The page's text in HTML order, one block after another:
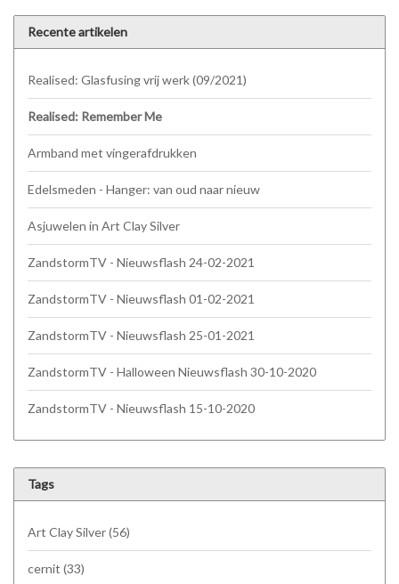
Recente artikelen
Realised: Glasfusing vrij werk (09/2021)
Realised: Remember Me
Armband met vingerafdrukken
Edelsmeden - Hanger: van oud naar nieuw
Asjuwelen in Art Clay Silver
ZandstormTV - Nieuwsflash 24-02-2021
ZandstormTV - Nieuwsflash 01-02-2021
ZandstormTV - Nieuwsflash 25-01-2021
ZandstormTV - Halloween Nieuwsflash 30-10-2020
ZandstormTV - Nieuwsflash 15-10-2020
Tags
Art Clay Silver(56)
cernit (33)